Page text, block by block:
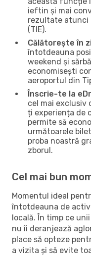
ieftin și mai
rezultate atunci
(TIE).
Călătorește în
întotdeauna
weekend și
economisești
aeroportul din
Înscrie-te la
cel mai exclusiv
ți experiența de
permite să
următoarele
proba noastră
zborul.
Cel mai bun
Momentul ideal
întotdeauna de
locală. În timp ce
nu îi deranjează
place să opteze
a vizita și să evite